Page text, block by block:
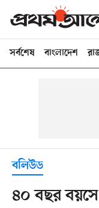
সর্বশেষ বাংলাদেশ
বলিউড
৪০ বছর